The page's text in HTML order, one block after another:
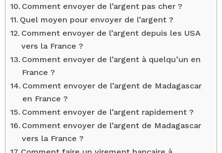
Comment envoyer de l’argent pas cher ?
Quel moyen pour envoyer de l’argent ?
Comment envoyer de l’argent depuis les USA
vers la France ?
Comment envoyer de l’argent à quelqu’un en
France ?
Comment envoyer de l’argent de Madagascar
en France ?
Comment envoyer de l’argent rapidement ?
Comment envoyer de l’argent de Madagascar
vers la France ?